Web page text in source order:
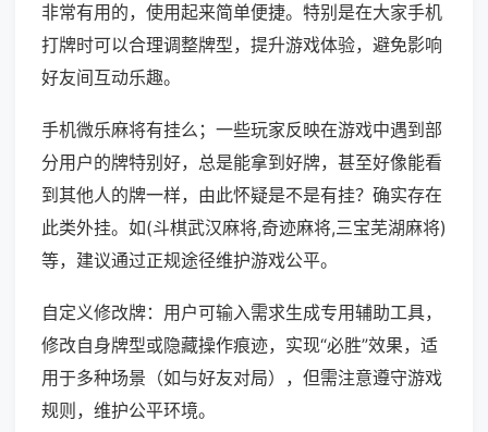
非常有用的，使用起来简单便捷。特别是在大家手机
打牌时可以合理调整牌型，提升游戏体验，避免影响
好友间互动乐趣。
手机微乐麻将有挂么；一些玩家反映在游戏中遇到部
分用户的牌特别好，总是能拿到好牌，甚至好像能看
到其他人的牌一样，由此怀疑是不是有挂？确实存在
此类外挂。如(斗棋武汉麻将,奇迹麻将,三宝芜湖麻将)
等，建议通过正规途径维护游戏公平。
自定义修改牌：用户可输入需求生成专用辅助工具，
修改自身牌型或隐藏操作痕迹，实现“必胜”效果，适
用于多种场景（如与好友对局），但需注意遵守游戏
规则，维护公平环境。